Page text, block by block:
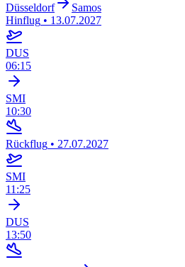
Düsseldorf
Samos
Hinflug • 13.07.2027
DUS
06:15
SMI
10:30
Rückflug • 27.07.2027
SMI
11:25
DUS
13:50